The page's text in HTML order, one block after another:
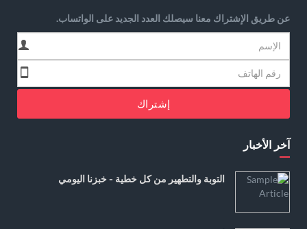
عن طريق الإشتراك معنا سيصلك العدد الجديد على الواتساب.
إشتراك
آخر الأخبار
التوبة والتطهير من كل خطية - خبزنا اليومي